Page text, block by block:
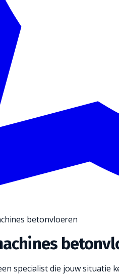
betonvloeren
specialist die jouw situatie